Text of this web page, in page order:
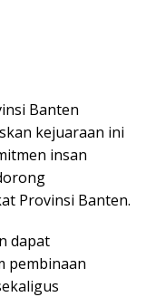
Banten
kejuaraan ini
insan
Provinsi Banten.
dapat
pembinaan